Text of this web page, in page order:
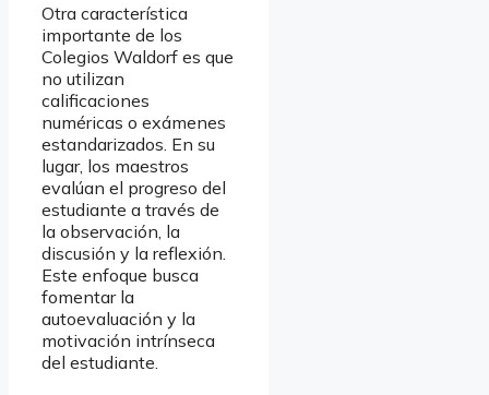
Otra característica
importante de los
Colegios Waldorf es que
no utilizan
calificaciones
numéricas o exámenes
estandarizados. En su
lugar, los maestros
evalúan el progreso del
estudiante a través de
la observación, la
discusión y la reflexión.
Este enfoque busca
fomentar la
autoevaluación y la
motivación intrínseca
del estudiante.